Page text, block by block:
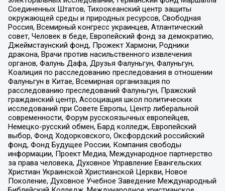
Соединенных Штатов, Тихоокеанский центр защиты
окружающей среды и природных ресурсов, Свободная
Россия, Всемирный конгресс украинцев, Атлантический
совет, Человек в беде, Европейский фонд за демократию,
Джеймстаунский фонд, Прожект Хармони, Родники
дракона, Врачи против насильственного извлечения
органов, Фалунь Дафа, Друзья Фалуньгун, Фалуньгун,
Коалиция по расследованию преследования в отношении
Фалуньгун в Китае, Всемирная организация по
расследованию преследований Фалуньгун, Пражский
гражданский центр, Ассоциация школ политических
исследований при Совете Европы, Центр либеральной
современности, Форум русскоязычных европейцев,
Немецко-русский обмен, Бард колледж, Европейский
выбор, Фонд Ходорковского, Оксфордский российский
фонд, Фонд Будущее России, Компания свободы
информации, Проект Медиа, Международное партнерство
за права человека, Духовное Управление Евангельских
Христиан Украинской Христианской Церкви, Новое
Поколение, Духовное Учебное Заведение Международный